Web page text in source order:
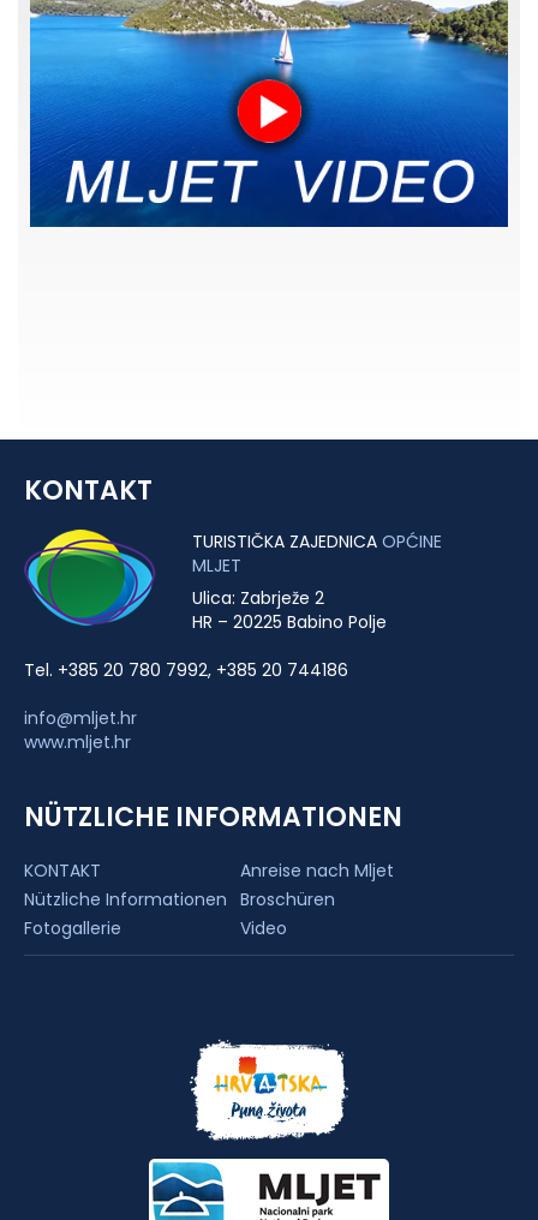
KONTAKT
TURISTIČKA ZAJEDNICA OPĆINE
MLJET
Ulica: Zabrježe 2
HR – 20225 Babino Polje
Tel. +385 20 780 7992, +385 20 744186
info@mljet.hr
www.mljet.hr
NÜTZLICHE INFORMATIONEN
KONTAKT
Anreise nach Mljet
Nützliche Informationen Broschüren
Fotogallerie
Video